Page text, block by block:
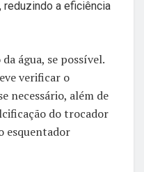
a eficiência
água, se possível.
verificar o
necessário, além de
do trocador
esquentador